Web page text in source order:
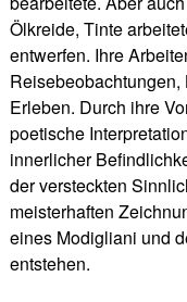
Ölkreide, Tinte
entwerfen. Ihre
Erleben. Durch ihre
poetische
innerlicher
der versteckten
meisterhaften
eines Modigliani und
entstehen.